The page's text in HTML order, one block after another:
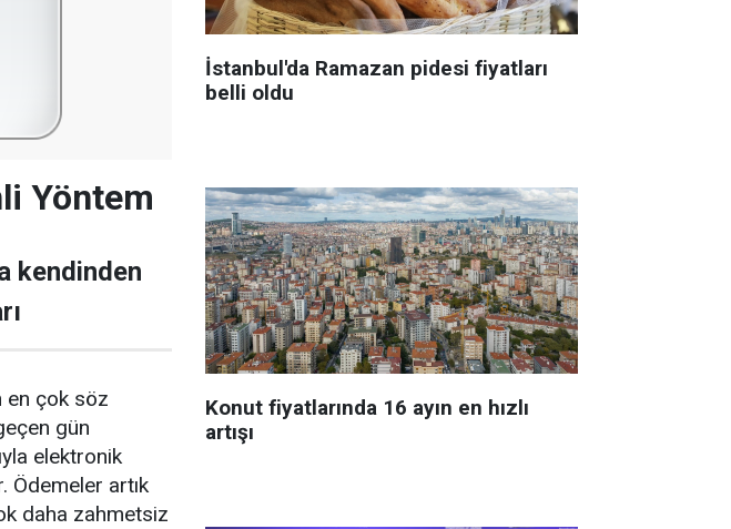
Yöntem
kendinden
en çok söz
gün
elektronik
Ödemeler artık
daha zahmetsiz
İstanbul'da Ramazan pidesi fiyatları
belli oldu
Konut fiyatlarında 16 ayın en hızlı
artışı